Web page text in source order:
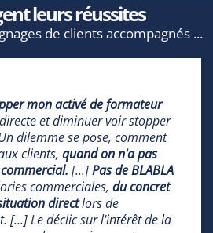
leurs réussites
de clients accompagnés ...
mon activé de formateur
et diminuer voir stopper
dilemme se pose, comment
clients, quand on n'a pas
[...]Pas de BLABLA
commerciales, du concret
directlors de
[...] Le déclic sur l'intérêt de la